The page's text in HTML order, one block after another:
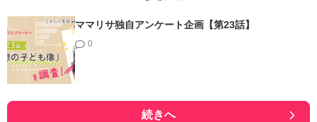
ママリサ独自アンケート企画【第23話】
0
続きへ